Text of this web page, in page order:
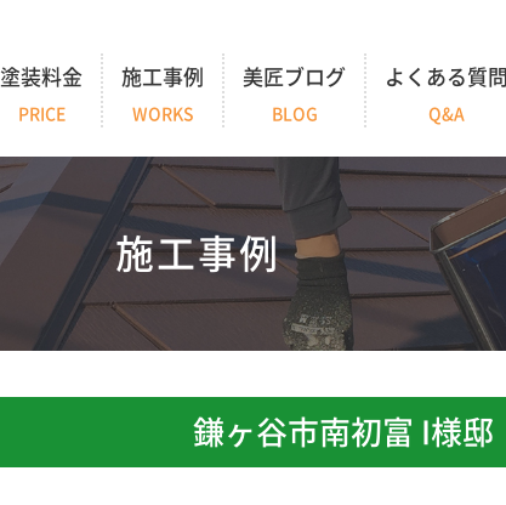
塗装料金
PRICE
施工事例
WORKS
美匠ブログ
BLOG
よくある質問
Q&A
施工事例
鎌ヶ谷市南初富 I様邸